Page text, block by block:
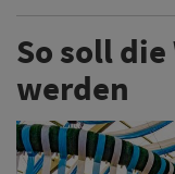
So soll
werden